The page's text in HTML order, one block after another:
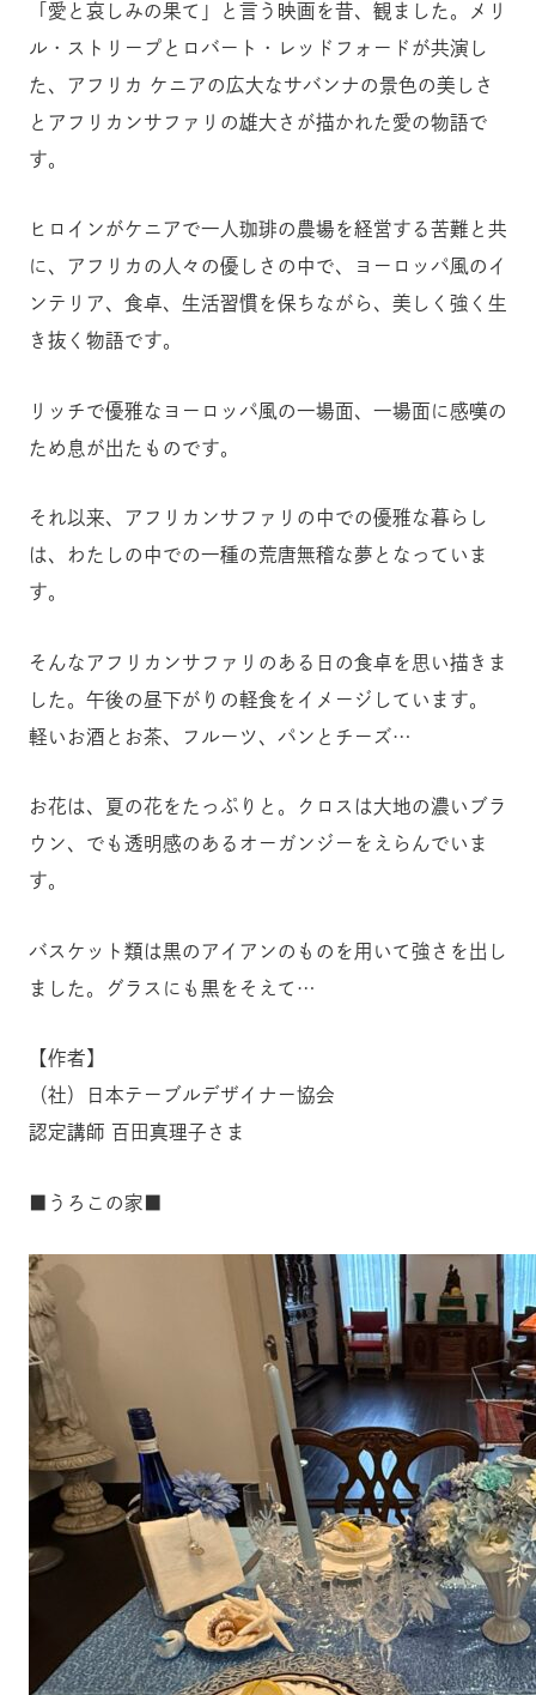
「愛と哀しみの果て」と言う映画を昔、観ました。メリ
ル・ストリープとロバート・レッドフォードが共演し
た、アフリカ ケニアの広大なサバンナの景色の美しさ
とアフリカンサファリの雄大さが描かれた愛の物語で
す。
ヒロインがケニアで一人珈琲の農場を経営する苦難と共
に、アフリカの人々の優しさの中で、ヨーロッパ風のイ
ンテリア、食卓、生活習慣を保ちながら、美しく強く生
き抜く物語です。
リッチで優雅なヨーロッパ風の一場面、一場面に感嘆の
ため息が出たものです。
それ以来、アフリカンサファリの中での優雅な暮らし
は、わたしの中での一種の荒唐無稽な夢となっていま
す。
そんなアフリカンサファリのある日の食卓を思い描きま
した。午後の昼下がりの軽食をイメージしています。
軽いお酒とお茶、フルーツ、パンとチーズ…
お花は、夏の花をたっぷりと。クロスは大地の濃いブラ
ウン、でも透明感のあるオーガンジーをえらんでいま
す。
バスケット類は黒のアイアンのものを用いて強さを出し
ました。グラスにも黒をそえて…
【作者】
（社）日本テーブルデザイナー協会
認定講師 百田真理子さま
■うろこの家■